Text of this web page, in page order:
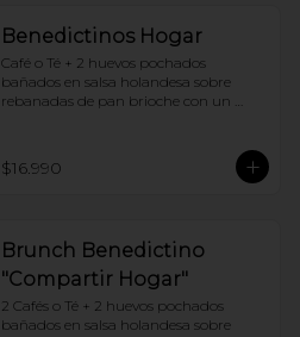
Benedictinos Hogar
Café o Té + 2 huevos pochados
bañados en salsa holandesa sobre
rebanadas de pan brioche con un
$16.990
Brunch Benedictino
"Compartir Hogar"
2 Cafés o Té + 2 huevos pochados
bañados en salsa holandesa sobre